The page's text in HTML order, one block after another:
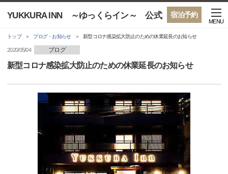
宿泊予約
YUKKURA INN ～ゆっくらイン～ 公式
MENU
トップ ブログ・お知らせ 新型コロナ感染拡大防止のための休業延長のお知らせ
2020/05/04 ブログ
新型コロナ感染拡大防止のための休業延長のお知らせ